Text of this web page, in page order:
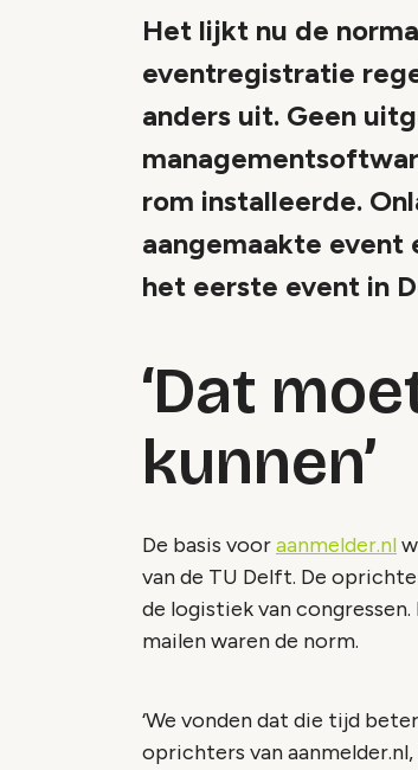
Het lijkt nu de
eventregistratie
anders uit. Geen
rom installeerde.
aangemaakte
het eerste event in
‘Dat
kunnen’
De basis vooraanmelder.nl
van de TU Delft. De
de logistiek van
mailen waren de norm.
‘We vonden dat die tijd
oprichters van